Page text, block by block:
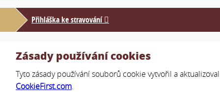
Přihláška ke stravování
Zásady používání cookies
Tyto zásady používání souborů cookie vytvořil a aktualizoval
CookieFirst.com.